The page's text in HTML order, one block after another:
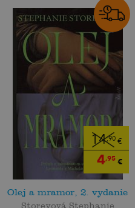
14,90 €
4,95 €
Olej a mramor, 2. vydanie
Storeyová Stephanie